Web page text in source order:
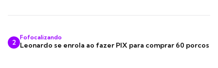
2
Fofocalizando
Leonardo se enrola ao fazer PIX para comprar 60 porcos